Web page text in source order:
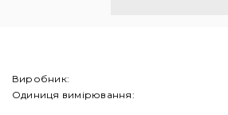
Виробник:
Одиниця вимірювання: